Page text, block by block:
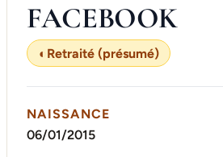
FACEBOOK
◐ Retraité (présumé)
NAISSANCE
06/01/2015